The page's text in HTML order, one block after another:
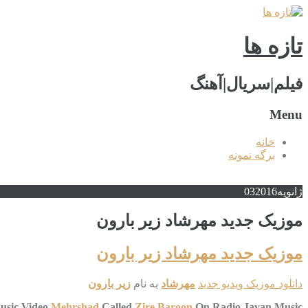
تازه ها
فیلم|سریال|آهنگ
Menu
خانه
برگه نمونه
ژانویه 032016
موزیک جدید مهرشاد زیر بارون
موزیک جدید مهرشاد زیر بارون
دانلود موزیک ویدیو جدید مهرشاد به نام زیر بارون